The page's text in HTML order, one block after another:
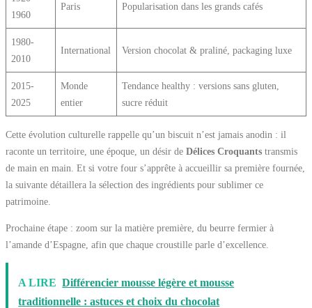
1960
Paris Popularisation dans les grands cafés
1980-
2010
International Version chocolat & praliné, packaging luxe
2015-
2025
Monde
entier
Tendance healthy : versions sans gluten,
sucre réduit
Cette évolution culturelle rappelle qu’un biscuit n’est jamais anodin : il
raconte un territoire, une époque, un désir de Délices Croquants transmis
de main en main. Et si votre four s’apprête à accueillir sa première fournée,
la suivante détaillera la sélection des ingrédients pour sublimer ce
patrimoine.
Prochaine étape : zoom sur la matière première, du beurre fermier à
l’amande d’Espagne, afin que chaque croustille parle d’excellence.
A LIRE Différencier mousse légère et mousse
traditionnelle : astuces et choix du chocolat